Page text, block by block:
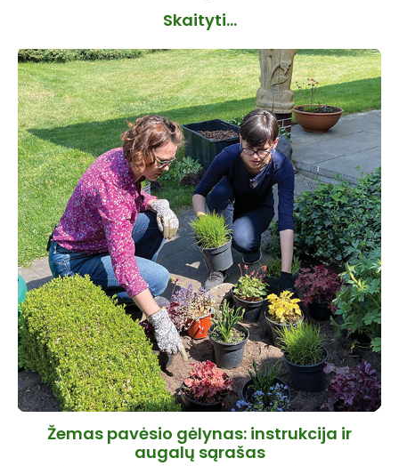
Skaityti...
Žemas pavėsio gėlynas: instrukcija ir
augalų sąrašas